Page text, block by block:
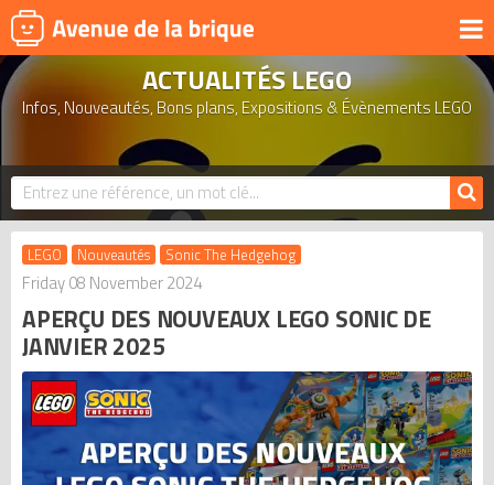
UNIVERS
PRODUITS DÉRIVÉS
NOUVEAUTÉS
LEGO 2026
BONS PLANS
ACTUALITÉS
ASSOCIATIONS DE FANS
LEGO LES PLUS CHERS
DERNIERS LEGO AJOUTÉS
ACTUALITÉS LEGO
Infos, Nouveautés, Bons plans, Expositions & Évènements LEGO
LEGO Nouveautés Sonic The Hedgehog
Friday 08 November 2024
APERÇU DES NOUVEAUX LEGO SONIC DE
JANVIER 2025